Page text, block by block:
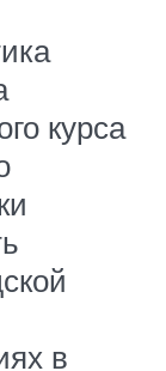
курса
в